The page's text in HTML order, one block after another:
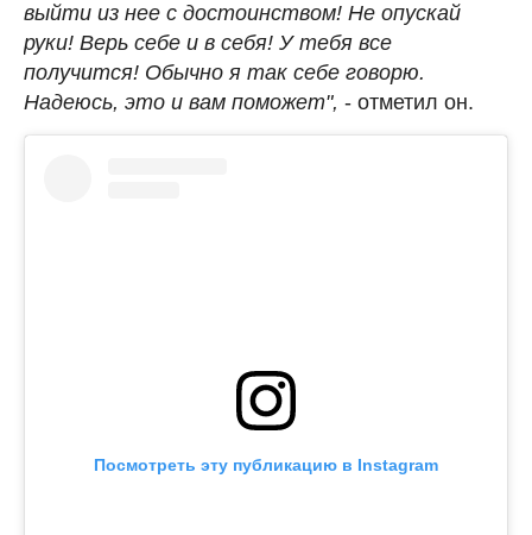
выйти из нее с достоинством! Не опускай
руки! Верь себе и в себя! У тебя все
получится! Обычно я так себе говорю.
Надеюсь, это и вам поможет", - отметил он.
Посмотреть эту публикацию в Instagram